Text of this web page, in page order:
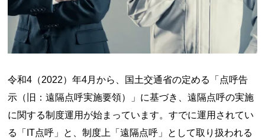
令和4（2022）年4月から、国土交通省の定める「点呼告
示（旧：遠隔点呼実施要領）」に基づき、遠隔点呼の実施
に関する制度運用が始まっています。すでに運用されてい
る「IT点呼」と、制度上「遠隔点呼」として取り扱われる